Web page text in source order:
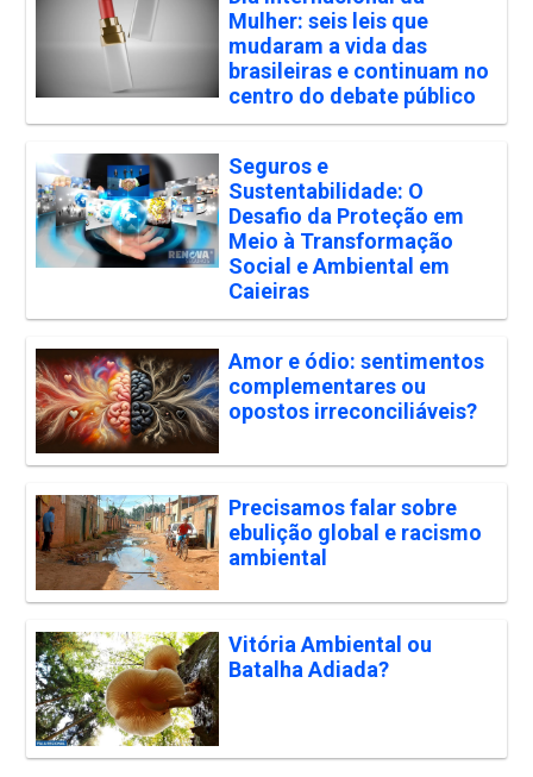
Mulher: seis leis que
mudaram a vida das
brasileiras e continuam no
centro do debate público
Seguros e
Sustentabilidade: O
Desafio da Proteção em
Meio à Transformação
Social e Ambiental em
Caieiras
Amor e ódio: sentimentos
complementares ou
opostos irreconciliáveis?
Precisamos falar sobre
ebulição global e racismo
ambiental
Vitória Ambiental ou
Batalha Adiada?